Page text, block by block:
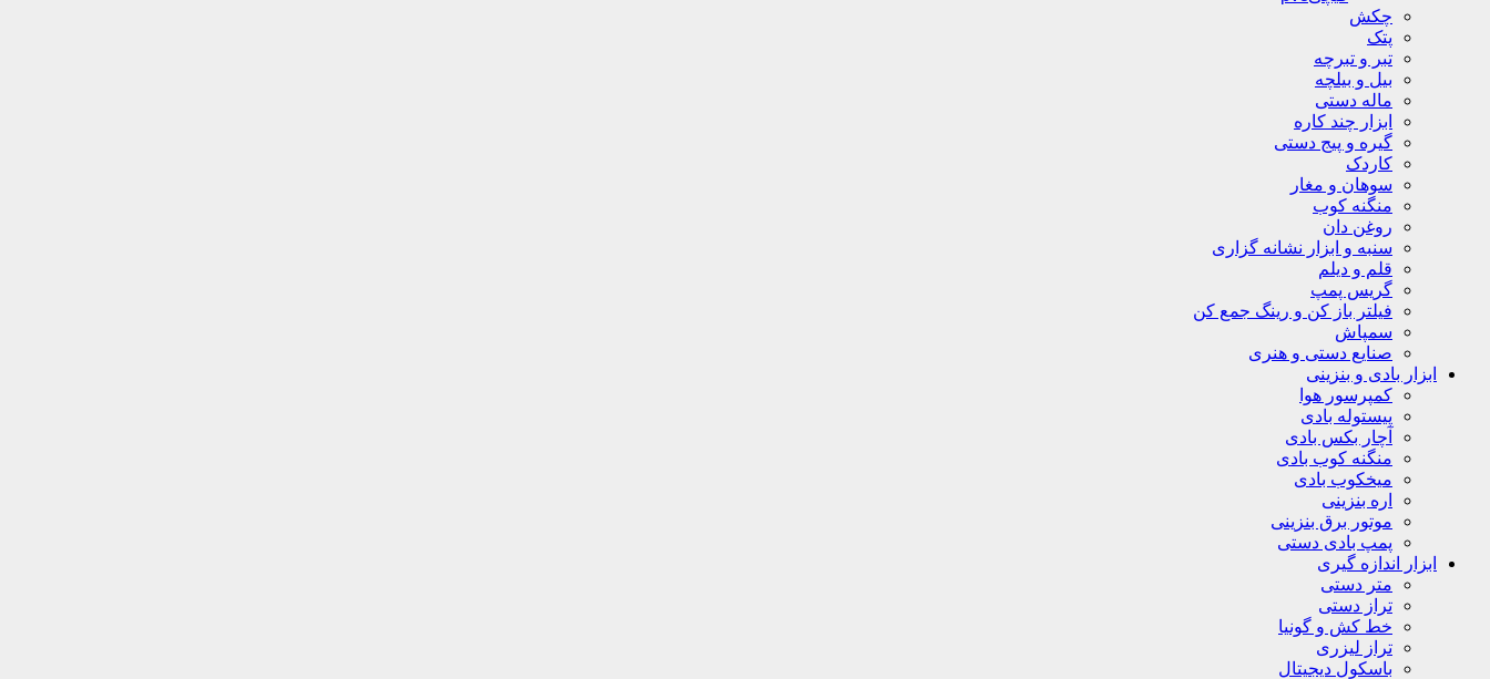
چکش
پتک
تبر و تبرچه
بیل و بیلچه
ماله دستی
ابزار چند کاره
گیره و پیج دستی
کاردک
سوهان و مغار
منگنه کوب
روغن دان
سنبه و ابزار نشانه گزاری
قلم و دیلم
گریس پمپ
فیلتر باز کن و رینگ جمع کن
سمپاش
صنایع دستی و هنری
ابزار بادی و بنزینی
کمپرسور هوا
پیستوله بادی
آچار بکس بادی
منگنه کوب بادی
میخکوب بادی
اره بنزینی
موتور برق بنزینی
پمپ بادی دستی
ابزار اندازه گیری
متر دستی
تراز دستی
خط کش و گونیا
تراز لیزری
باسکول دیجیتال